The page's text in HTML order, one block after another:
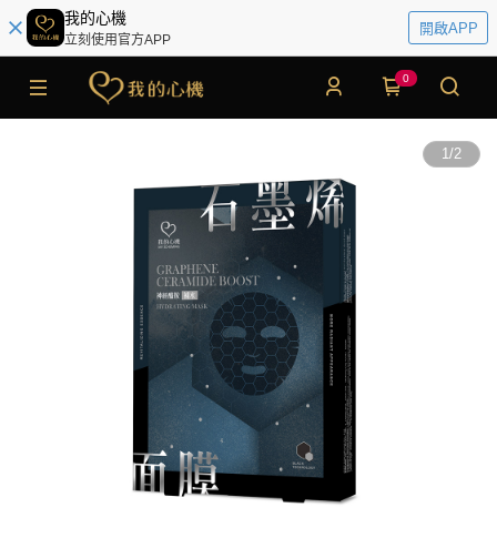
我的心機
立刻使用官方APP
開啟APP
0
1/2